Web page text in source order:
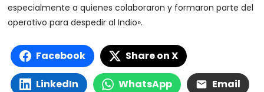
especialmente a quienes colaboraron y formaron parte del
operativo para despedir al Indio».
Facebook Share on X
LinkedIn WhatsApp Email